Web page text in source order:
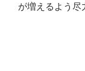
が増えるよう尽